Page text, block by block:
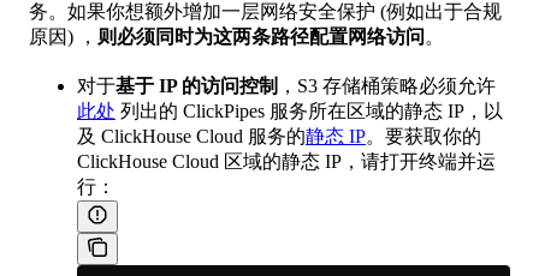
务。如果你想额外增加一层网络安全保护 (例如出于合规
原因) ， 则必须同时为这两条路径配置网络访问 。
对于基于 IP 的访问控制 ，S3 存储桶策略必须允许
此处 列出的 ClickPipes 服务所在区域的静态 IP，以
及 ClickHouse Cloud 服务的静态 IP。要获取你的
ClickHouse Cloud 区域的静态 IP，请打开终端并运
行：